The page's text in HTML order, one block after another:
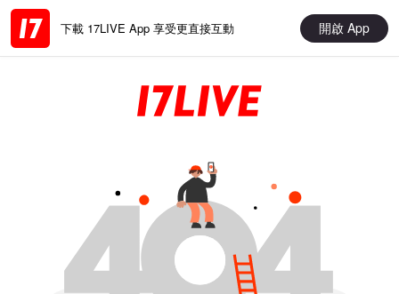
下載 17LIVE App 享受更直接互動 開啟 App